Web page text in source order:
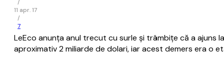
/
11 apr. 17
/
7
LeEco anunţa anul trecut cu surle şi trâmbiţe că a ajuns
aproximativ 2 miliarde de dolari, iar acest demers era o